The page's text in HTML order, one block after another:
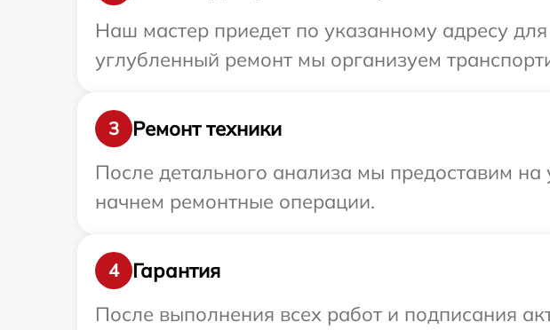
Наш мастер приедет по указанному адресу
углубленный ремонт мы организуем
3
Ремонт техники
После детального анализа мы предоставим
начнем ремонтные операции.
4
Гарантия
После выполнения всех работ и подписания